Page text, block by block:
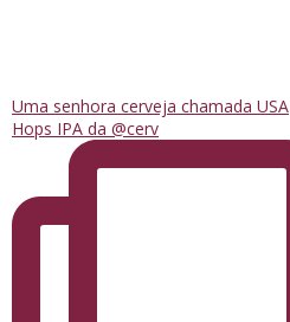
Uma senhora cerveja chamada USA
Hops IPA da @cerv